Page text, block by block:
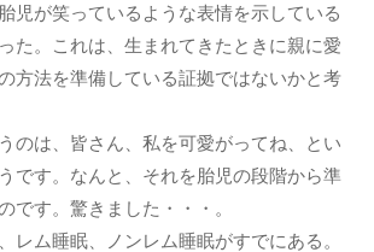
児が笑っているような表情を示している
た。これは、生まれてきたときに親に愛
方法を準備している証拠ではないかと考
のは、皆さん、私を可愛がってね、とい
です。なんと、それを胎児の段階から準
です。驚きました・・・。
レム睡眠、ノンレム睡眠がすでにある。